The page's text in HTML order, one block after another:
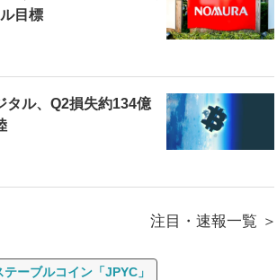
目標
タル、Q2損失約134億
注目・速報一覧
テーブルコイン「JPYC」